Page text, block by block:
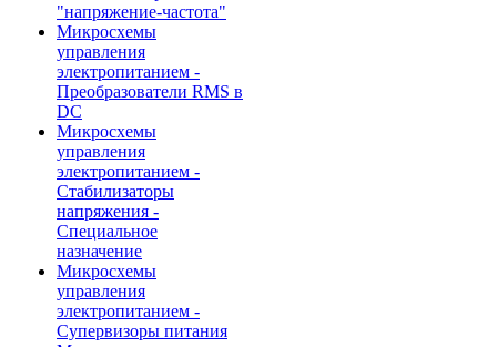
"напряжение-частота"
Микросхемы
управления
электропитанием -
Преобразователи RMS в
DC
Микросхемы
управления
электропитанием -
Стабилизаторы
напряжения -
Специальное
назначение
Микросхемы
управления
электропитанием -
Супервизоры питания